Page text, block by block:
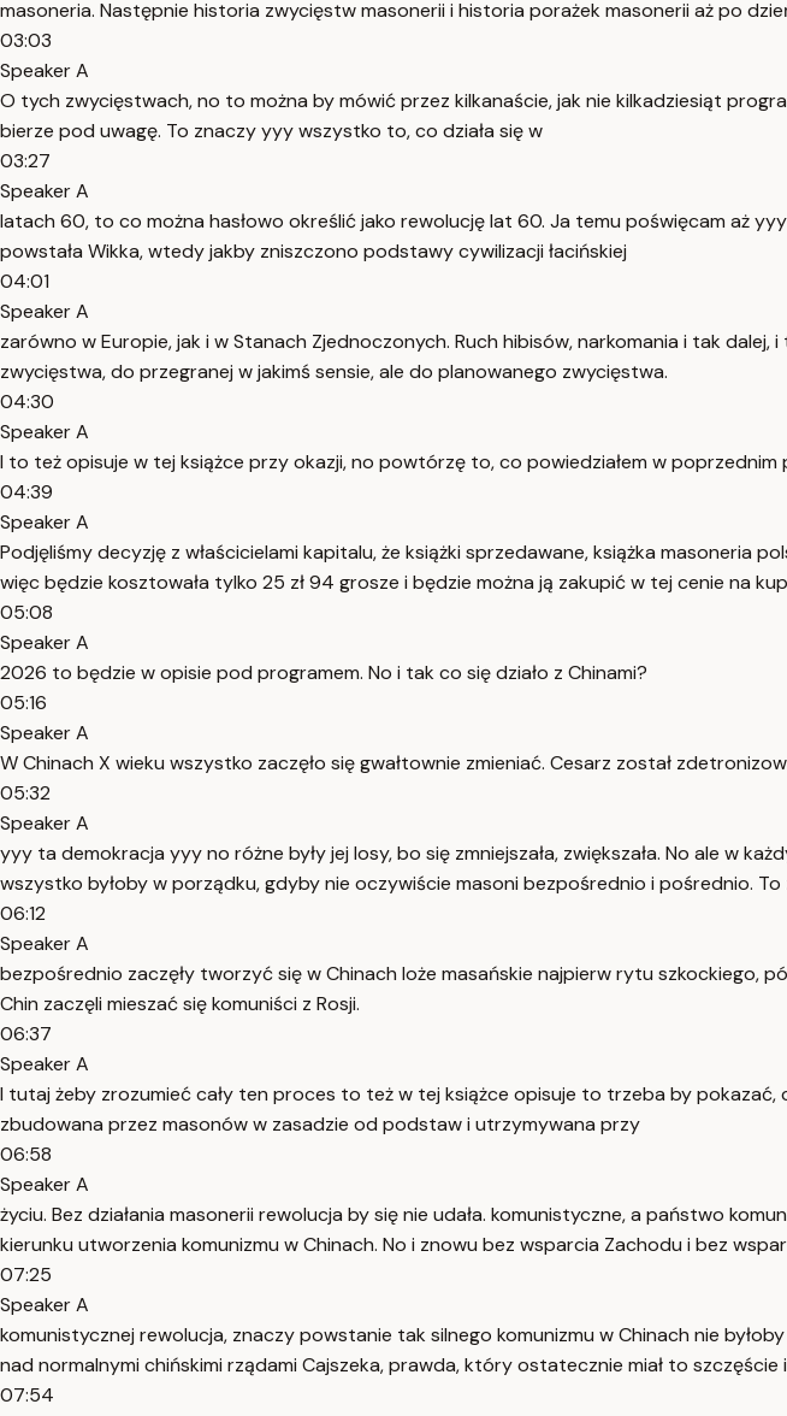
masoneria. Następnie historia zwycięstw masonerii i historia porażek masonerii aż po
03:03
Speaker A
O tych zwycięstwach, no to można by mówić przez kilkanaście, jak nie kilkadziesiąt
bierze pod uwagę. To znaczy yyy wszystko to, co działa się w
03:27
Speaker A
latach 60, to co można hasłowo określić jako rewolucję lat 60. Ja temu poświęcam aż
powstała Wikka, wtedy jakby zniszczono podstawy cywilizacji łacińskiej
04:01
Speaker A
zarówno w Europie, jak i w Stanach Zjednoczonych. Ruch hibisów, narkomania i tak
zwycięstwa, do przegranej w jakimś sensie, ale do planowanego zwycięstwa.
04:30
Speaker A
I to też opisuje w tej książce przy okazji, no powtórzę to, co powiedziałem w poprzednim
04:39
Speaker A
Podjęliśmy decyzję z właścicielami kapitalu, że książki sprzedawane, książka masoneria
więc będzie kosztowała tylko 25 zł 94 grosze i będzie można ją zakupić w tej cenie na
05:08
Speaker A
2026 to będzie w opisie pod programem. No i tak co się działo z Chinami?
05:16
Speaker A
W Chinach X wieku wszystko zaczęło się gwałtownie zmieniać. Cesarz został
05:32
Speaker A
yyy ta demokracja yyy no różne były jej losy, bo się zmniejszała, zwiększała. No ale w
wszystko byłoby w porządku, gdyby nie oczywiście masoni bezpośrednio i pośrednio. To
06:12
Speaker A
bezpośrednio zaczęły tworzyć się w Chinach loże masańskie najpierw rytu szkockiego,
Chin zaczęli mieszać się komuniści z Rosji.
06:37
Speaker A
I tutaj żeby zrozumieć cały ten proces to też w tej książce opisuje to trzeba by
zbudowana przez masonów w zasadzie od podstaw i utrzymywana przy
06:58
Speaker A
życiu. Bez działania masonerii rewolucja by się nie udała. komunistyczne, a państwo
kierunku utworzenia komunizmu w Chinach. No i znowu bez wsparcia Zachodu i bez
07:25
Speaker A
komunistycznej rewolucja, znaczy powstanie tak silnego komunizmu w Chinach nie
nad normalnymi chińskimi rządami Cajszeka, prawda, który ostatecznie miał to szczęście
07:54